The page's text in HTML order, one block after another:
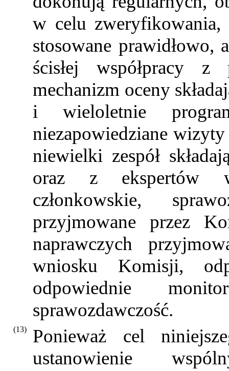
w celu zweryfikowania,
stosowane
ścisłej współpracy z
mechanizm oceny
i wieloletnie
niezapowiedziane
niewielki zespół
oraz z ekspertów
członkowskie,
przyjmowane przez
naprawczych
wniosku Komisji,
odpowiednie
sprawozdawczość.
(13)
Ponieważ cel
ustanowienie